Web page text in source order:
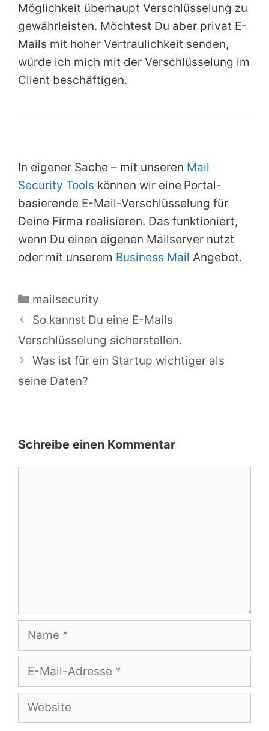
Möglichkeit überhaupt Verschlüsselung zu
gewährleisten. Möchtest Du aber privat E-
Mails mit hoher Vertraulichkeit senden,
würde ich mich mit der Verschlüsselung im
Client beschäftigen.
In eigener Sache – mit unseren Mail
Security Tools können wir eine Portal-
basierende E-Mail-Verschlüsselung für
Deine Firma realisieren. Das funktioniert,
wenn Du einen eigenen Mailserver nutzt
oder mit unserem Business Mail Angebot.
Kategorien
mailsecurity
So kannst Du eine E-Mails
Verschlüsselung sicherstellen.
Was ist für ein Startup wichtiger als
seine Daten?
Schreibe einen Kommentar
Name
E-
Adresse
Website